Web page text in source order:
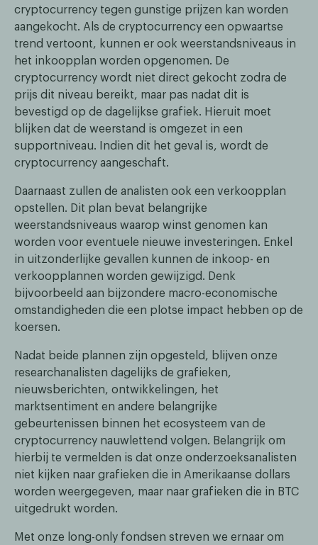
cryptocurrency tegen gunstige prijzen kan worden
aangekocht. Als de cryptocurrency een opwaartse
trend vertoont, kunnen er ook weerstandsniveaus in
het inkoopplan worden opgenomen. De
cryptocurrency wordt niet direct gekocht zodra de
prijs dit niveau bereikt, maar pas nadat dit is
bevestigd op de dagelijkse grafiek. Hieruit moet
blijken dat de weerstand is omgezet in een
supportniveau. Indien dit het geval is, wordt de
cryptocurrency aangeschaft.
Daarnaast zullen de analisten ook een verkoopplan
opstellen. Dit plan bevat belangrijke
weerstandsniveaus waarop winst genomen kan
worden voor eventuele nieuwe investeringen. Enkel
in uitzonderlijke gevallen kunnen de inkoop- en
verkoopplannen worden gewijzigd. Denk
bijvoorbeeld aan bijzondere macro-economische
omstandigheden die een plotse impact hebben op de
koersen.
Nadat beide plannen zijn opgesteld, blijven onze
researchanalisten dagelijks de grafieken,
nieuwsberichten, ontwikkelingen, het
marktsentiment en andere belangrijke
gebeurtenissen binnen het ecosysteem van de
cryptocurrency nauwlettend volgen. Belangrijk om
hierbij te vermelden is dat onze onderzoeksanalisten
niet kijken naar grafieken die in Amerikaanse dollars
worden weergegeven, maar naar grafieken die in BTC
uitgedrukt worden.
Met onze long-only fondsen streven we ernaar om